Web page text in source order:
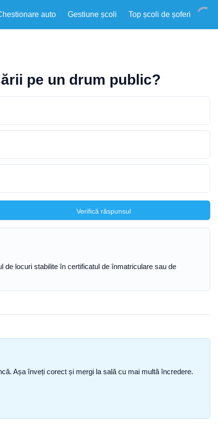
auto Gestiune școli Top școli de șoferi
pe un drum public?
Verifică răspunsul
locuri stabilite în certificatul de înmatriculare sau de
Așa înveți corect și mergi la sală cu mai multă încredere.